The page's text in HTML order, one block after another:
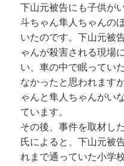
下山元被告にも子供が
斗ちゃん隼人ちゃんの
いたのです。下山元被
ゃんが殺害される現場
い、車の中で眠ってい
なかったと思われます
ゃんと隼人ちゃんがい
ています。
その後、事件を取材し
氏によると、下山元被
れまで通っていた小学